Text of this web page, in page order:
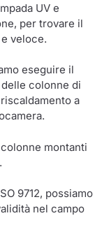
UV e
per trovare il
veloce.
eseguire il
colonne di
a
montanti
9712, possiamo
nel campo